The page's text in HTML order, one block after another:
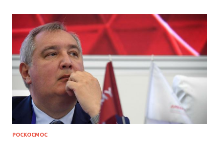
РОСКОСМОС